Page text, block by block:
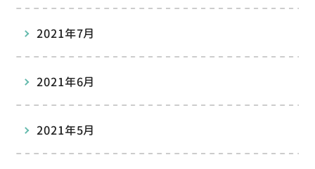
2021年7月
2021年6月
2021年5月